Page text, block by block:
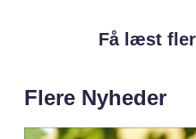
Få læst
Flere Nyheder